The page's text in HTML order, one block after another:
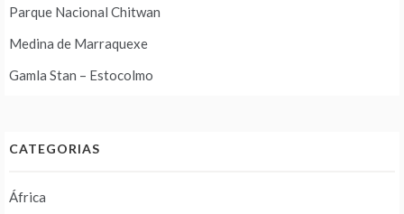
Parque Nacional Chitwan
Medina de Marraquexe
Gamla Stan – Estocolmo
CATEGORIAS
África